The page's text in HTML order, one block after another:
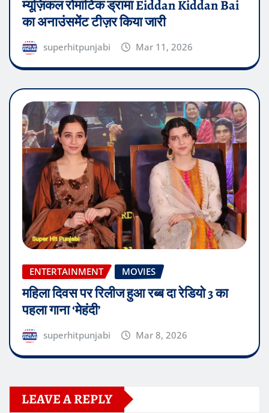
म्यूज़िकल रोमांटिक ड्रामा Eiddan Kiddan Bai
का अनाउंसमेंट टीज़र किया जारी
superhitpunjabi Mar 11, 2026
ENTERTAINMENT MOVIES
महिला दिवस पर रिलीज हुआ रब्ब दा रेडियो 3 का
पहला गाना ‘मेहंदी’
superhitpunjabi Mar 8, 2026
LEAVE A REPLY